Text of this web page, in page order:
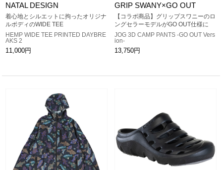
NATAL DESIGN
着心地とシルエットに拘ったオリジナ
ルボディのWIDE TEE
HEMP WIDE TEE PRINTED DAYBRE
AKS 2
11,000円
GRIP SWANY×GO OUT
【コラボ商品】グリップスワニーのロ
ングセラーモデルがGO OUT仕様に
JOG 3D CAMP PANTS -GO OUT Vers
ion-
13,750円